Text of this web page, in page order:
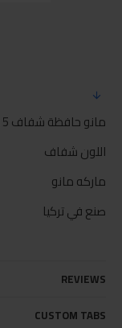
مانو حافظة شفاف 5 بوصه
اللون شفاف
ماركه مانو
صنع في تركيا
REVIEWS
CUSTOM TABS